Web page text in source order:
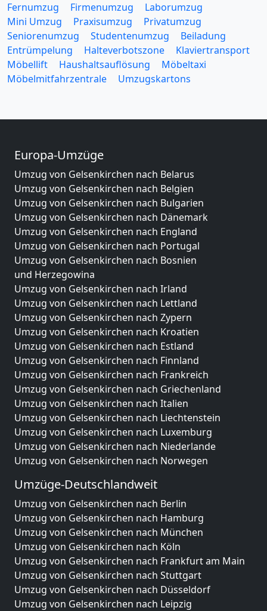
Fernumzug
Firmenumzug
Laborumzug
Mini Umzug
Praxisumzug
Privatumzug
Seniorenumzug
Studentenumzug
Beiladung
Entrümpelung
Halteverbotszone
Klaviertransport
Möbellift
Haushaltsauflösung
Möbeltaxi
Möbelmitfahrzentrale
Umzugskartons
Europa-Umzüge
Umzug von Gelsenkirchen nach Belarus
Umzug von Gelsenkirchen nach Belgien
Umzug von Gelsenkirchen nach Bulgarien
Umzug von Gelsenkirchen nach Dänemark
Umzug von Gelsenkirchen nach England
Umzug von Gelsenkirchen nach Portugal
Umzug von Gelsenkirchen nach Bosnien
und Herzegowina
Umzug von Gelsenkirchen nach Irland
Umzug von Gelsenkirchen nach Lettland
Umzug von Gelsenkirchen nach Zypern
Umzug von Gelsenkirchen nach Kroatien
Umzug von Gelsenkirchen nach Estland
Umzug von Gelsenkirchen nach Finnland
Umzug von Gelsenkirchen nach Frankreich
Umzug von Gelsenkirchen nach Griechenland
Umzug von Gelsenkirchen nach Italien
Umzug von Gelsenkirchen nach Liechtenstein
Umzug von Gelsenkirchen nach Luxemburg
Umzug von Gelsenkirchen nach Niederlande
Umzug von Gelsenkirchen nach Norwegen
Umzüge-Deutschlandweit
Umzug von Gelsenkirchen nach Berlin
Umzug von Gelsenkirchen nach Hamburg
Umzug von Gelsenkirchen nach München
Umzug von Gelsenkirchen nach Köln
Umzug von Gelsenkirchen nach Frankfurt am Main
Umzug von Gelsenkirchen nach Stuttgart
Umzug von Gelsenkirchen nach Düsseldorf
Umzug von Gelsenkirchen nach Leipzig